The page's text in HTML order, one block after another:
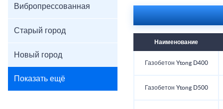
Вибропрессованная
Старый город
Новый город
Показать ещё
Наименование
Газобетон Ytong D400
Газобетон Ytong D500